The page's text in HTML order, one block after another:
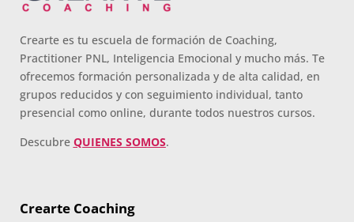
Crearte es tu escuela de formación de Coaching,
Practitioner PNL, Inteligencia Emocional y mucho más. Te
ofrecemos formación personalizada y de alta calidad, en
grupos reducidos y con seguimiento individual, tanto
presencial como online, durante todos nuestros cursos.
Descubre QUIENES SOMOS.
Crearte Coaching